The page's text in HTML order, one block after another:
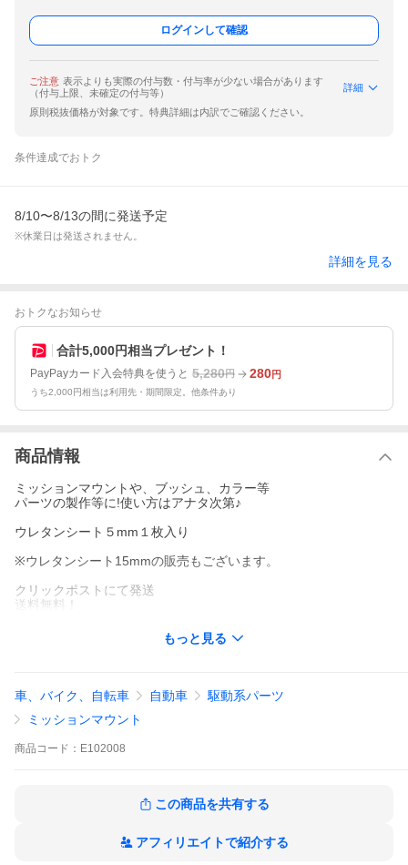
ログインして確認
ご注意 表示よりも実際の付与数・付与率が少ない場合があります
（付与上限、未確定の付与等）
詳細
原則税抜価格が対象です。特典詳細は内訳でご確認ください。
条件達成でおトク
8/10〜8/13の間に発送予定
※休業日は発送されません。
詳細を見る
おトクなお知らせ
合計5,000円相当プレゼント！
PayPayカード入会特典を使うと 5,280円 280円
うち2,000円相当は利用先・期間限定。他条件あり
商品情報
ミッションマウントや、ブッシュ、カラー等
パーツの製作等に!使い方はアナタ次第♪
ウレタンシート５mm１枚入り
※ウレタンシート15mmの販売もございます。
クリックポストにて発送
送料無料！
もっと見る
車、バイク、自転車 自動車
駆動系パーツ
ミッションマウント
商品 コード： E102008
この商品を共有する
アフィリエイトで紹介する